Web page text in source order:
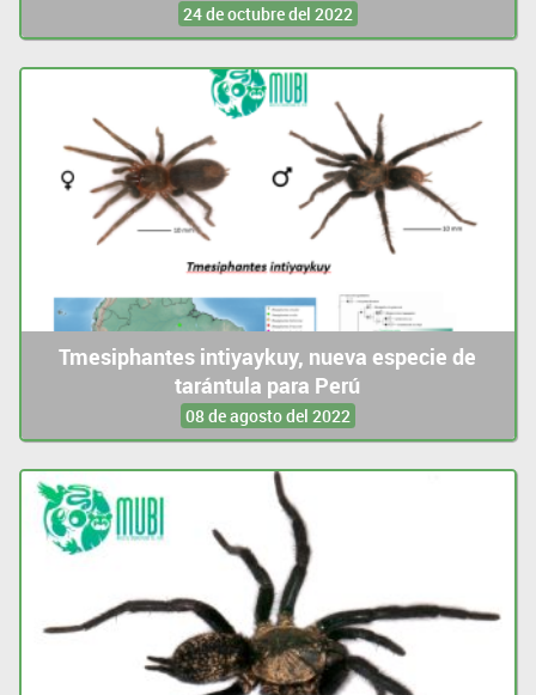
24 de octubre del 2022
Tmesiphantes intiyaykuy, nueva especie de
tarántula para Perú
08 de agosto del 2022